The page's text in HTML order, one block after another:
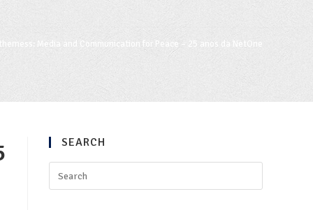
Media and Communication for Peace – 25 anos da NetOne
SEARCH